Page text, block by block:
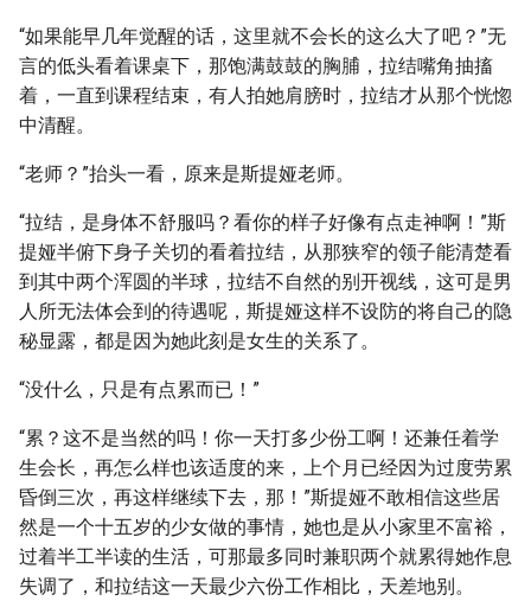
“如果能早几年觉醒的话，这里就不会长的这么大了吧？”无
言的低头看着课桌下，那饱满鼓鼓的胸脯，拉结嘴角抽搐
着，一直到课程结束，有人拍她肩膀时，拉结才从那个恍惚
中清醒。
“老师？”抬头一看，原来是斯提娅老师。
“拉结，是身体不舒服吗？看你的样子好像有点走神啊！”斯
提娅半俯下身子关切的看着拉结，从那狭窄的领子能清楚看
到其中两个浑圆的半球，拉结不自然的别开视线，这可是男
人所无法体会到的待遇呢，斯提娅这样不设防的将自己的隐
秘显露，都是因为她此刻是女生的关系了。
“没什么，只是有点累而已！”
“累？这不是当然的吗！你一天打多少份工啊！还兼任着学
生会长，再怎么样也该适度的来，上个月已经因为过度劳累
昏倒三次，再这样继续下去，那！”斯提娅不敢相信这些居
然是一个十五岁的少女做的事情，她也是从小家里不富裕，
过着半工半读的生活，可那最多同时兼职两个就累得她作息
失调了，和拉结这一天最少六份工作相比，天差地别。